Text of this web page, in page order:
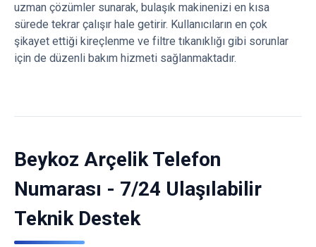
uzman çözümler sunarak, bulaşık makinenizi en kısa
sürede tekrar çalışır hale getirir. Kullanıcıların en çok
şikayet ettiği kireçlenme ve filtre tıkanıklığı gibi sorunlar
için de düzenli bakım hizmeti sağlanmaktadır.
Beykoz Arçelik Telefon
Numarası - 7/24 Ulaşılabilir
Teknik Destek